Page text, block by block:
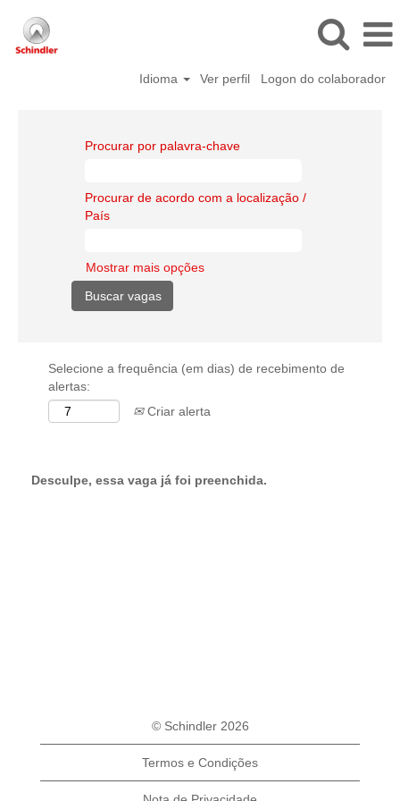
Idioma Ver perfil Logon do colaborador
Procurar por palavra-chave
Procurar de acordo com a localização /
País
Mostrar mais opções
Selecione a frequência (em dias) de recebimento de
alertas:
Criar alerta
Desculpe, essa vaga já foi preenchida.
© Schindler 2026
Termos e Condições